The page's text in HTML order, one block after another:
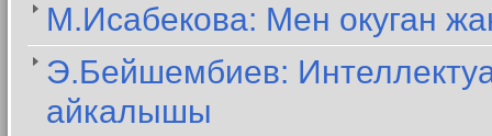
М.Исабекова: Мен окуган
Э.Бейшембиев:
айкалышы